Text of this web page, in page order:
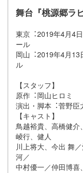
舞台『桃源郷ラ
東京︓2019年4月4
ール
岡山︓2019年4月13
ル
【スタッフ】
原作︓岡山ヒロミ
演出・脚本︓菅野臣
【キャスト】
鳥越裕貴、高橋健
崚行、健人
川上将大、今出 舞
河／
中村優一／仲田博喜